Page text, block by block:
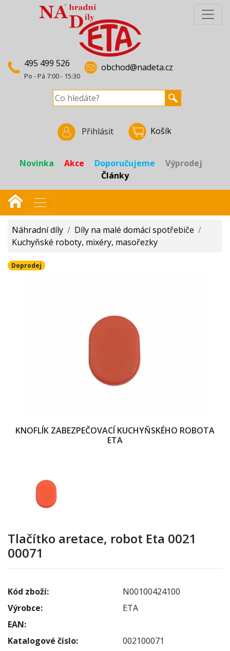
495 499 526
Po - Pá 7:00 - 15:30
obchod@nadeta.cz
Přihlásit Košík
Novinka Akce Doporučujeme
Výprodej
Články
Náhradní díly / Díly na malé domácí spotřebiče /
Kuchyňské roboty, mixéry, masořezky
Doprodej
KNOFLÍK ZABEZPEČOVACÍ KUCHYŇSKÉHO ROBOTA
ETA
Tlačítko aretace, robot Eta 0021
00071
Kód zboží:
N00100424100
Výrobce:
ETA
EAN:
Katalogové číslo:
002100071